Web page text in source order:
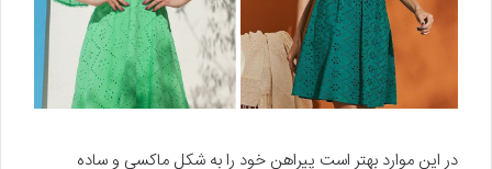
در این موارد بهتر است پیراهن خود را به شکل ماکسی و ساده